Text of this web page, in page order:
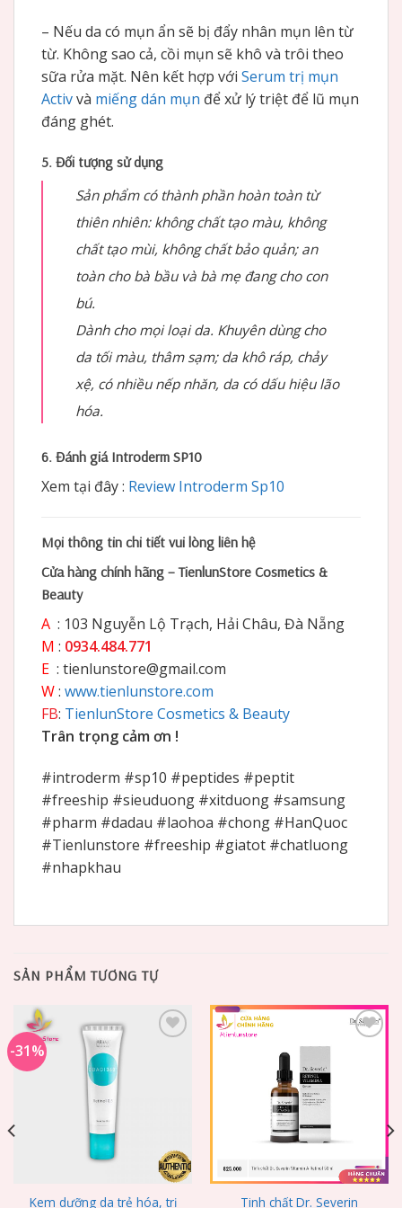
– Nếu da có mụn ẩn sẽ bị đẩy nhân mụn lên từ
từ. Không sao cả, cồi mụn sẽ khô và trôi theo
sữa rửa mặt. Nên kết hợp với Serum trị mụn
Activvà miếng dán mụn để xử lý triệt để lũ mụn
đáng ghét.
5. Đối tượng sử dụng
Sản phẩm có thành phần hoàn toàn từ
thiên nhiên: không chất tạo màu, không
chất tạo mùi, không chất bảo quản; an
toàn cho bà bầu và bà mẹ đang cho con
bú.
Dành cho mọi loại da. Khuyên dùng cho
da tối màu, thâm sạm; da khô ráp, chảy
xệ, có nhiều nếp nhăn, da có dấu hiệu lão
hóa.
6. Đánh giá Introderm SP10
Xem tại đây : Review Introderm Sp10
Mọi thông tin chi tiết vui lòng liên hệ
Cửa hàng chính hãng – TienlunStore Cosmetics &
Beauty
A : 103 Nguyễn Lộ Trạch, Hải Châu, Đà Nẵng
M : 0934.484.771
E : tienlunstore@gmail.com
W: www.tienlunstore.com
FB: TienlunStore Cosmetics & Beauty
Trân trọng cảm ơn !
#introderm #sp10 #peptides #peptit
#freeship #sieuduong #xitduong #samsung
#pharm #dadau #laohoa #chong #HanQuoc
#Tienlunstore #freeship #giatot #chatluong
#nhapkhau
SẢN PHẨM TƯƠNG TỰ
-31%
Kem dưỡng da trẻ hóa, trị
Tinh chất Dr. Severin